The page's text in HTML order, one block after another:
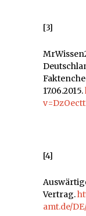
[3]
17.06.2015.
[4]
Vertrag.
amt.de/